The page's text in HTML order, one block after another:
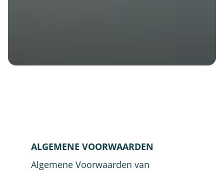
ALGEMENE VOORWAARDEN
Algemene Voorwaarden van